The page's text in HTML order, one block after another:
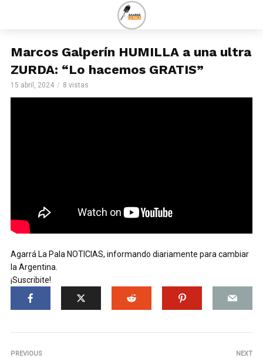
Marcos Galperín HUMILLA a una ultra
ZURDA: “Lo hacemos GRATIS”
15 abril, 2024 8 vistas
Agarrá La Pala NOTICIAS, informando diariamente para cambiar
la Argentina.
¡Suscribite!
PREVIOUS NEXT